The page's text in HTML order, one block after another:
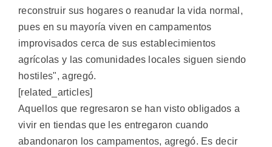
reconstruir sus hogares o reanudar la vida normal,
pues en su mayoría viven en campamentos
improvisados cerca de sus establecimientos
agrícolas y las comunidades locales siguen siendo
hostiles", agregó.
[related_articles]
Aquellos que regresaron se han visto obligados a
vivir en tiendas que les entregaron cuando
abandonaron los campamentos, agregó. Es decir